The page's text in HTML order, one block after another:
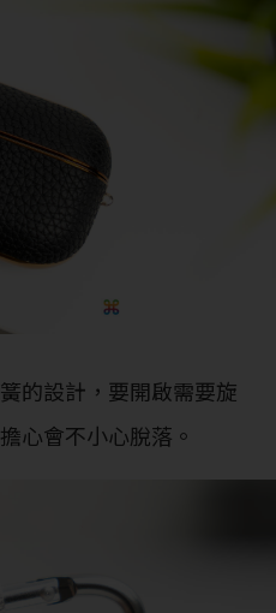
的設計，要開啟需要旋
心會不小心脫落。